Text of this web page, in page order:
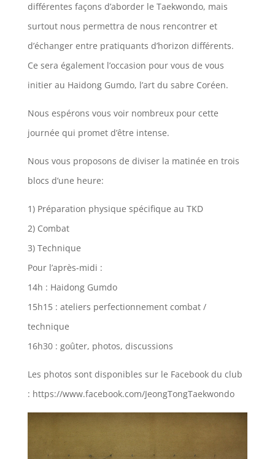
différentes façons d’aborder le Taekwondo, mais
surtout nous permettra de nous rencontrer et
d’échanger entre pratiquants d’horizon différents.
Ce sera également l’occasion pour vous de vous
initier au Haidong Gumdo, l’art du sabre Coréen.
Nous espérons vous voir nombreux pour cette
journée qui promet d’être intense.
Nous vous proposons de diviser la matinée en trois
blocs d’une heure:
1) Préparation physique spécifique au TKD
2) Combat
3) Technique
Pour l’après-midi :
14h : Haidong Gumdo
15h15 : ateliers perfectionnement combat /
technique
16h30 : goûter, photos, discussions
Les photos sont disponibles sur le Facebook du club
: https://www.facebook.com/JeongTongTaekwondo